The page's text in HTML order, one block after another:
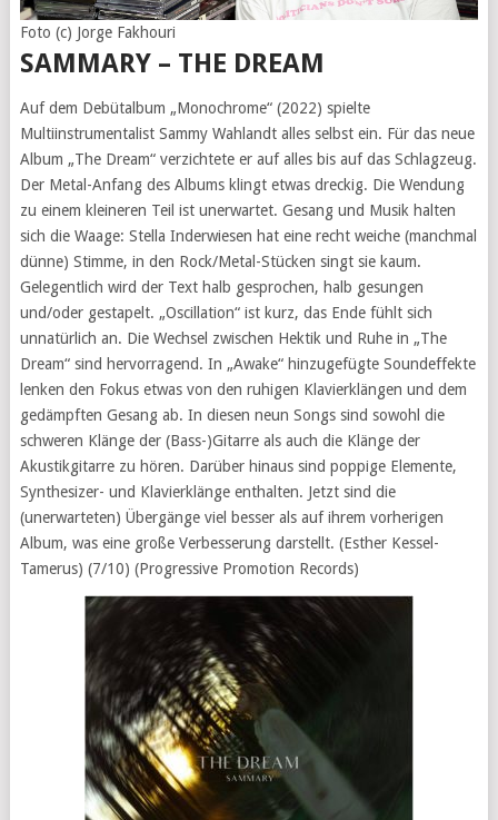
Foto (c) Jorge Fakhouri
SAMMARY – THE DREAM
Auf dem Debütalbum „Monochrome“ (2022) spielte
Multiinstrumentalist Sammy Wahlandt alles selbst ein. Für das neue
Album „The Dream“ verzichtete er auf alles bis auf das Schlagzeug.
Der Metal-Anfang des Albums klingt etwas dreckig. Die Wendung
zu einem kleineren Teil ist unerwartet. Gesang und Musik halten
sich die Waage: Stella Inderwiesen hat eine recht weiche (manchmal
dünne) Stimme, in den Rock/Metal-Stücken singt sie kaum.
Gelegentlich wird der Text halb gesprochen, halb gesungen
und/oder gestapelt. „Oscillation“ ist kurz, das Ende fühlt sich
unnatürlich an. Die Wechsel zwischen Hektik und Ruhe in „The
Dream“ sind hervorragend. In „Awake“ hinzugefügte Soundeffekte
lenken den Fokus etwas von den ruhigen Klavierklängen und dem
gedämpften Gesang ab. In diesen neun Songs sind sowohl die
schweren Klänge der (Bass-)Gitarre als auch die Klänge der
Akustikgitarre zu hören. Darüber hinaus sind poppige Elemente,
Synthesizer- und Klavierklänge enthalten. Jetzt sind die
(unerwarteten) Übergänge viel besser als auf ihrem vorherigen
Album, was eine große Verbesserung darstellt. (Esther Kessel-
Tamerus) (7/10) (Progressive Promotion Records)